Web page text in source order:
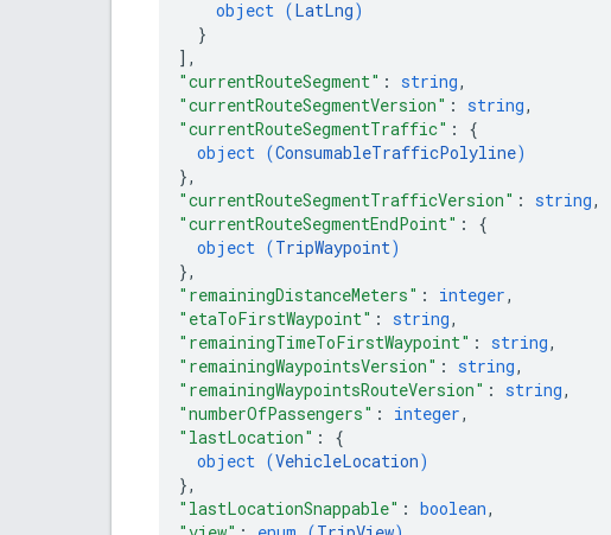
object (LatLng)
}
] ,
"currentRouteSegment" : string,
"currentRouteSegmentVersion" : string,
"currentRouteSegmentTraffic" : {
object (ConsumableTrafficPolyline)
},
"currentRouteSegmentTrafficVersion" : string,
"currentRouteSegmentEndPoint" : {
object (TripWaypoint)
},
"remainingDistanceMeters" : integer,
"etaToFirstWaypoint" : string,
"remainingTimeToFirstWaypoint" : string,
"remainingWaypointsVersion" : string,
"remainingWaypointsRouteVersion" : string,
"numberOfPassengers" : integer,
"lastLocation" : {
object (VehicleLocation)
},
"lastLocationSnappable" : boolean,